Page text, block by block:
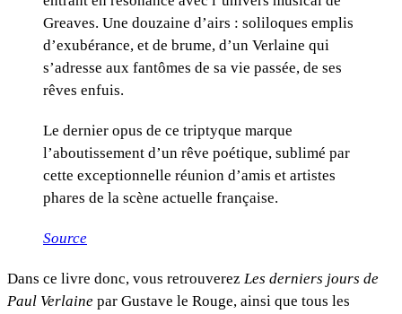
Greaves. Une douzaine d’airs : soliloques emplis
d’exubérance, et de brume, d’un Verlaine qui
s’adresse aux fantômes de sa vie passée, de ses
rêves enfuis.
Le dernier opus de ce triptyque marque
l’aboutissement d’un rêve poétique, sublimé par
cette exceptionnelle réunion d’amis et artistes
phares de la scène actuelle française.
Source
Dans ce livre donc, vous retrouverez Les derniers jours de
Paul Verlaine par Gustave le Rouge, ainsi que tous les